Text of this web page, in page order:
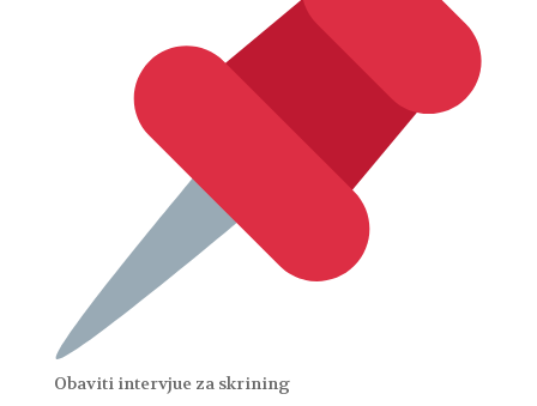
Obaviti intervjue za skrining